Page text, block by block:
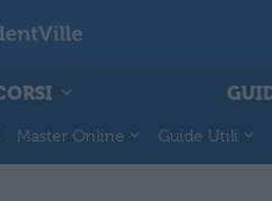
Master Online Guide Utili